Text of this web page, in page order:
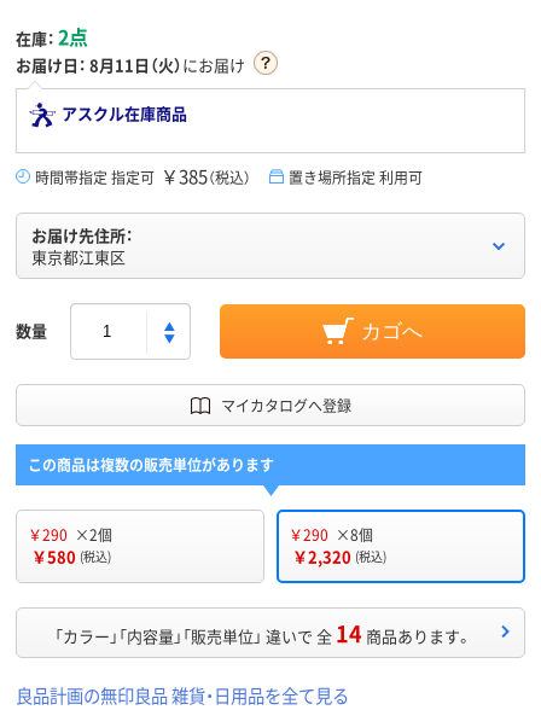
在庫： 2点
お届け日： 8月11日（火）にお届け
アスクル在庫商品
時間帯指定 指定可 ￥385（税込） 置き場所指定 利用可
お届け先住所：
東京都江東区
数量 カゴへ
マイカタログへ登録
この商品は複数の販売単位があります
￥290 ×2個
￥580 (税込)
￥290 ×8個
￥2,320 (税込)
「カラー」「内容量」「販売単位」 違いで 全 14 商品あります。
良品計画の無印良品 雑貨・日用品を全て見る